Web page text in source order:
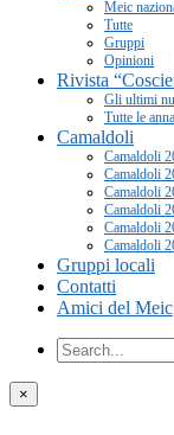
Meic
Tutte
Gruppi
Opinioni
Rivista
Gli ultimi
Tutte le
Camaldoli
Camaldoli
Camaldoli
Camaldoli
Camaldoli
Camaldoli
Camaldoli
Gruppi locali
Contatti
Amici del Meic
×